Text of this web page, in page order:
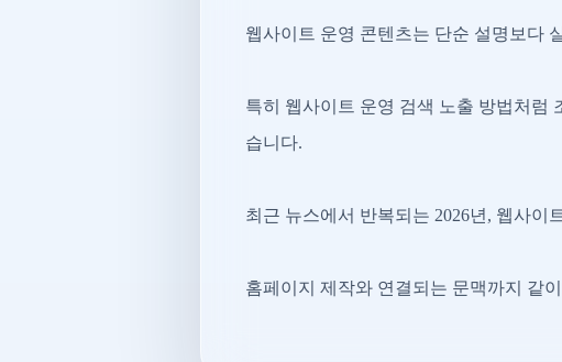
웹사이트 운영 콘텐츠는 단순 설명보다
특히 웹사이트 운영 검색 노출 방법처럼
습니다.
최근 뉴스에서 반복되는 2026년, 웹사이
홈페이지 제작와 연결되는 문맥까지 같